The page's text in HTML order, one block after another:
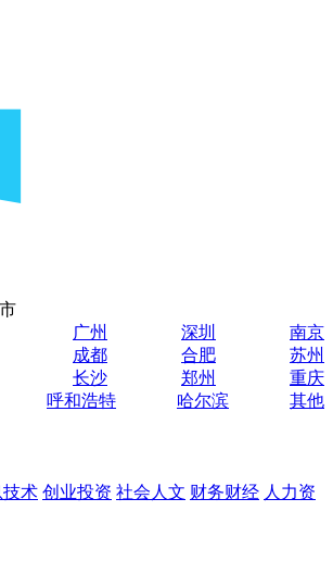
广州 深圳
南京
成都 合肥
苏州
长沙 郑州
重庆
呼和浩特 哈尔滨
其他
术 创业投资 社会人文 财务财经 人力资